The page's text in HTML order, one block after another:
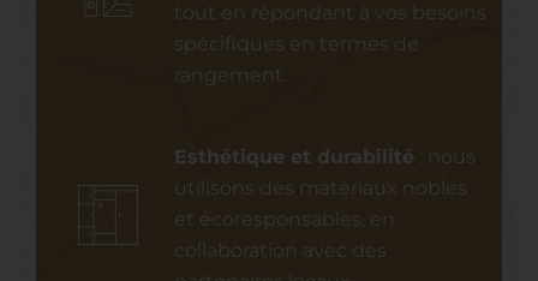
tout en répondant à vos besoins
spécifiques en termes de
rangement.
Esthétique et durabilité : nous
utilisons des matériaux nobles
et écoresponsables, en
collaboration avec des